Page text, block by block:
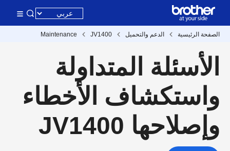
الصفحة الرئيسية الدعم والتحميل JV1400
Maintenance
الأسئلة المتداولة
واستكشاف الأخطاء
وإصلاحها JV1400